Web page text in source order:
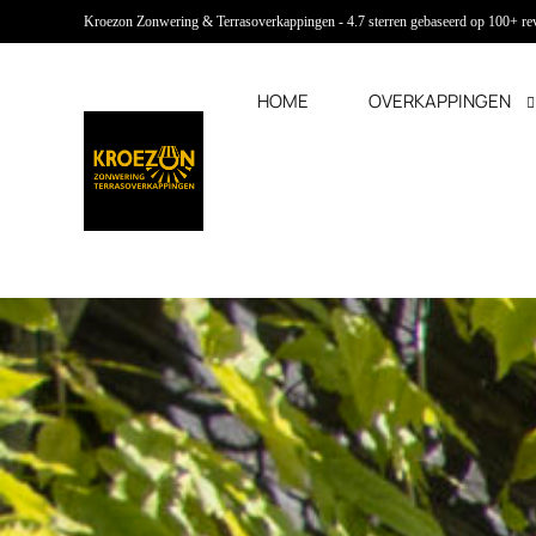
Kroezon Zonwering & Terrasoverkappingen - 4.7 sterren gebaseerd op 100+
HOME OVERKAPPINGEN
Terrasoverkappingen
Overkaping met glas
Overkapping met lamellen
Overkapping met doekdak
Overkapping met vouwdak
Buitenzonwering
Verticale zonwering
Screens
Rolluiken
Buitenjaloezieën
Uitvalschermen
Markiezen